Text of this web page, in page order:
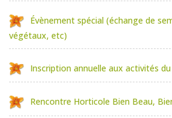
Évènement spécial (échange de
végétaux, etc)
Inscription annuelle aux activités
Rencontre Horticole Bien Beau,